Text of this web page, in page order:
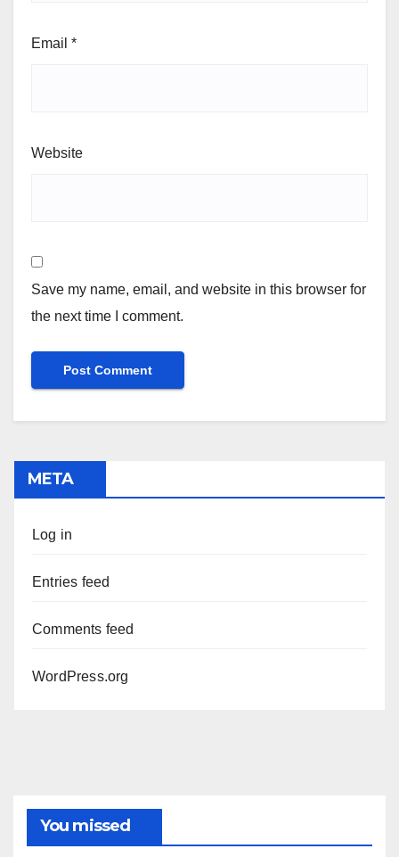
Email *
Website
Save my name, email, and website in this browser for
the next time I comment.
META
Log in
Entries feed
Comments feed
WordPress.org
You missed